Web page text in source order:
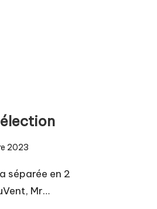
2023
séparée en 2
Mr…